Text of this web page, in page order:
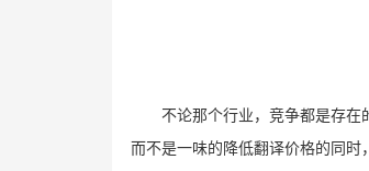
不论那个行业，竞争都是存在
而不是一味的降低翻译价格的同